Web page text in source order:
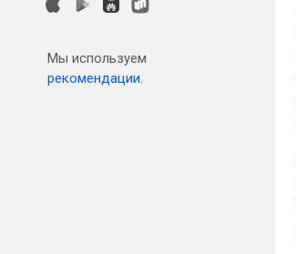
Мы используем
рекомендации.